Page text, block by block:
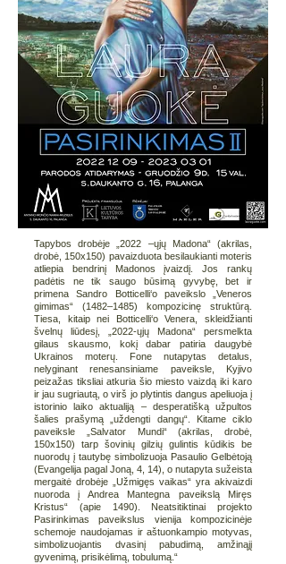
Tapybos drobėje „2022 –ųjų Madona“ (akrilas,
drobė, 150x150) pavaizduota besilaukianti moteris
atliepia bendrinį Madonos įvaizdį. Jos rankų
padėtis ne tik saugo būsimą gyvybę, bet ir
primena Sandro Botticelli‘o paveikslo „Veneros
gimimas“ (1482–1485) kompozicinę struktūrą.
Tiesa, kitaip nei Botticelli‘o Venera, skleidžianti
švelnų liūdesį, „2022-ųjų Madona“ persmelkta
gilaus skausmo, kokį dabar patiria daugybė
Ukrainos moterų. Fone nutapytas detalus,
nelyginant renesansiniame paveiksle, Kyjivo
peizažas tiksliai atkuria šio miesto vaizdą iki karo
ir jau sugriautą, o virš jo plytintis dangus apeliuoja į
istorinio laiko aktualiją – desperatišką užpultos
šalies prašymą „uždengti dangų“. Kitame ciklo
paveiksle „Salvator Mundi“ (akrilas, drobė,
150x150) tarp šovinių gilzių gulintis kūdikis be
nuorodų į tautybę simbolizuoja Pasaulio Gelbėtoją
(Evangelija pagal Joną, 4, 14), o nutapyta sužeista
mergaitė drobėje „Užmigęs vaikas“ yra akivaizdi
nuoroda į Andrea Mantegna paveikslą Miręs
Kristus“ (apie 1490). Neatsitiktinai projekto
Pasirinkimas paveikslus vienija kompozicinėje
schemoje naudojamas ir aštuonkampio motyvas,
simbolizuojantis dvasinį pabudimą, amžinąjį
gyvenimą, prisikėlimą, tobulumą.“